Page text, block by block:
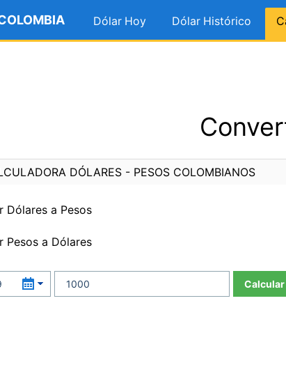
Dólar Hoy Dólar Histórico
DÓLARES - PESOS COLOMBIANOS
Dólares a Pesos
Pesos a Dólares
Calcular